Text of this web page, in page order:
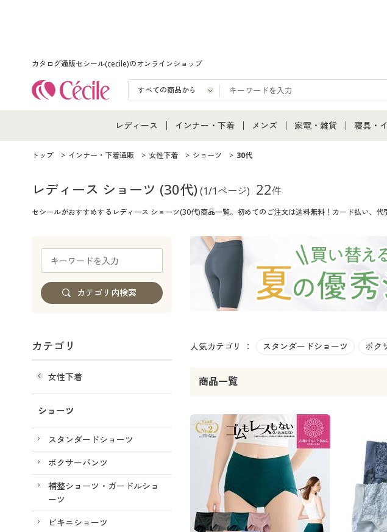
カタログ通販セシール(cecile)のオンラインショップ
レディース
レディース通販すべて
レディースファッション
女性下着
インナー・下着
インナー・下着通販すべて
女性下着
メンズ下着
ジュニア・ティーンズ下着
メンズ
メンズファッション
メンズ下着
家電・雑貨
キッチン・雑貨・日用品
寝具・
寝具・
カーテ
トップ インナー・下着通販 女性下着 ショーツ 30代
レディース ショーツ (30代)(1/1ページ) 22件
セシールがおすすめするレディース ショーツ(30代)商品一覧。初めてのご注文は送料無料！カード払い、代
人気カテゴリ ： スタンダードショーツ ボク
商品一覧
カテゴリ
女性下着
ショーツ
スタンダードショーツ
ボクサーパンツ
補整ショーツ・ガードルショ
ーツ
ビキニショーツ